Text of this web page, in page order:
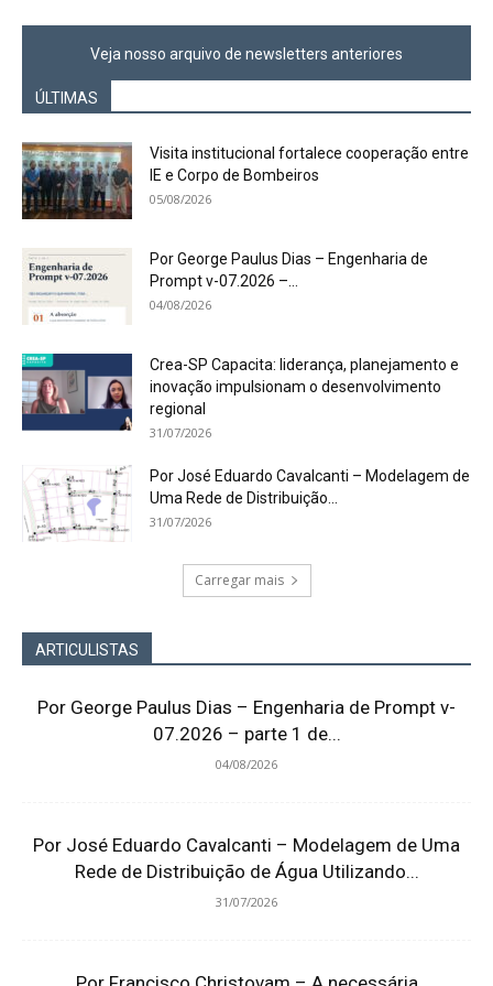
Veja nosso arquivo de newsletters anteriores
ÚLTIMAS
Visita institucional fortalece cooperação entre
IE e Corpo de Bombeiros
05/08/2026
Por George Paulus Dias – Engenharia de
Prompt v-07.2026 –...
04/08/2026
Crea-SP Capacita: liderança, planejamento e
inovação impulsionam o desenvolvimento
regional
31/07/2026
Por José Eduardo Cavalcanti – Modelagem de
Uma Rede de Distribuição...
31/07/2026
Carregar mais
ARTICULISTAS
Por George Paulus Dias – Engenharia de Prompt v-
07.2026 – parte 1 de...
04/08/2026
Por José Eduardo Cavalcanti – Modelagem de Uma
Rede de Distribuição de Água Utilizando...
31/07/2026